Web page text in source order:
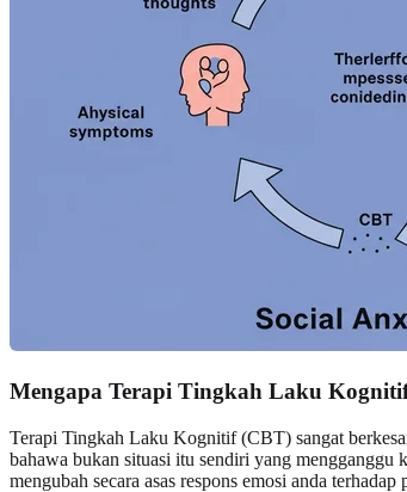
Mengapa Terapi Tingkah Laku
Terapi Tingkah Laku Kognitif (CBT) sangat
bahawa bukan situasi itu sendiri yang mengganggu
mengubah secara asas respons emosi anda terhadap